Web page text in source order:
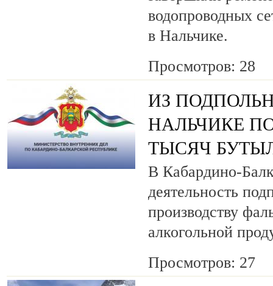
водопроводных
в Нальчике.
Просмотров: 28
ИЗ
НАЛЬЧИКЕ
ТЫСЯЧ
В Кабардино-
деятельность
производству
алкогольной
Просмотров: 27